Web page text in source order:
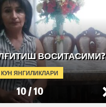
КУН ЯНГИЛИКЛАРИ
ВОСИТАСИМИ?
10/10